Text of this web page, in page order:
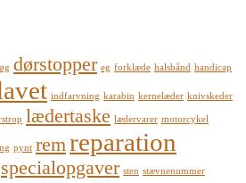
dørstopper eg forklæde halsbånd handicap
indfarvning karabin kernelæder knivskeder
lædertaske lædervarer motorcykel
pynt remreparation
specialopgaver sten stævnenummer